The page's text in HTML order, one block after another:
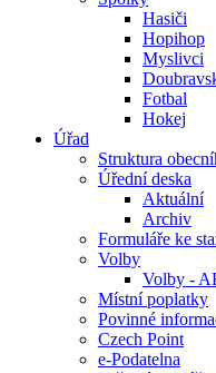
Hasiči
Hopihop
Myslivci
Fotbal
Hokej
Úřad
Struktura
Úřední deska
Aktuální
Archiv
Formuláře ke
Volby
Volby -
Místní poplatky
Povinné
Czech Point
e-Podatelna